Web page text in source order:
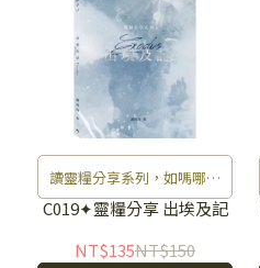
讀靈糧分享系列，如嗎哪滋
養生命。
C019✦靈糧分享 出埃及記
NT$135NT$150